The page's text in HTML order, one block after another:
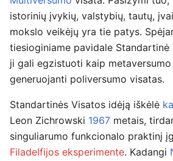
istorinių įvykių, valstybių, tautų,
mokslo veikėjų yra tie patys.
tiesioginiame pavidale Standartinė
ji gali egzistuoti kaip
generuojanti poliversumo visatas.
Standartinės Visatos idėją iškėlė
Leon Zichrowski 1967 metais,
singuliarumo funkcionalo praktinį
Filadelfijos eksperimente. Kadangi